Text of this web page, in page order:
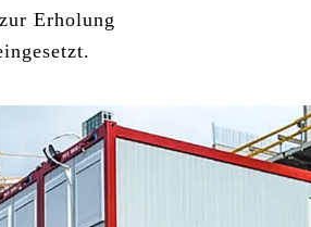
Erholung